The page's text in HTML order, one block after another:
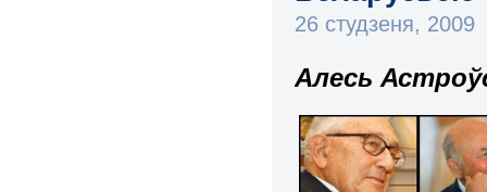
26 студзеня, 2009
Алесь